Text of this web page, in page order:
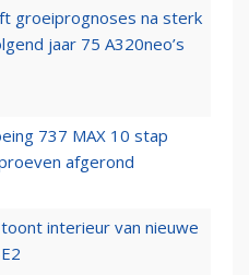
groeiprognoses na sterk
jaar 75 A320neo’s
737 MAX 10 stap
afgerond
interieur van nieuwe